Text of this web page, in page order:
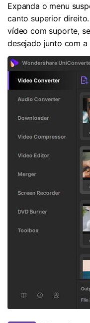
Expanda o menu
canto superior
vídeo com suporte,
desejado junto com